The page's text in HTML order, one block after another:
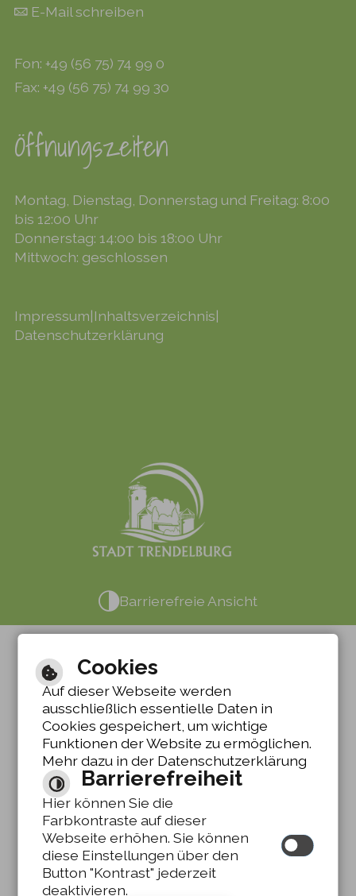
E-Mail schreiben
Fon: +49 (56 75) 74 99 0
Fax: +49 (56 75) 74 99 30
Öffnungszeiten
Montag, Dienstag, Donnerstag und Freitag: 8:00
bis 12:00 Uhr
Donnerstag: 14:00 bis 18:00 Uhr
Mittwoch: geschlossen
Impressum|Inhaltsverzeichnis|
Datenschutzerklärung
Barrierefreie Ansicht
Cookies
Auf dieser Webseite werden
ausschließlich essentielle Daten in
Cookies gespeichert, um wichtige
Funktionen der Website zu ermöglichen.
Mehr dazu in der Datenschutzerklärung
Barrierefreiheit
Hier können Sie die
Farbkontraste auf dieser
Webseite erhöhen. Sie können
diese Einstellungen über den
Button "Kontrast" jederzeit
deaktivieren.